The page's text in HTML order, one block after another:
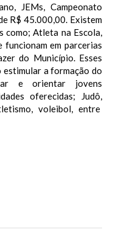
JEMs, Campeonato
R$ 45.000,00. Existem
como; Atleta na Escola,
funcionam em parcerias
do Município. Esses
a formação do
e orientar jovens
oferecidas; Judô,
voleibol, entre